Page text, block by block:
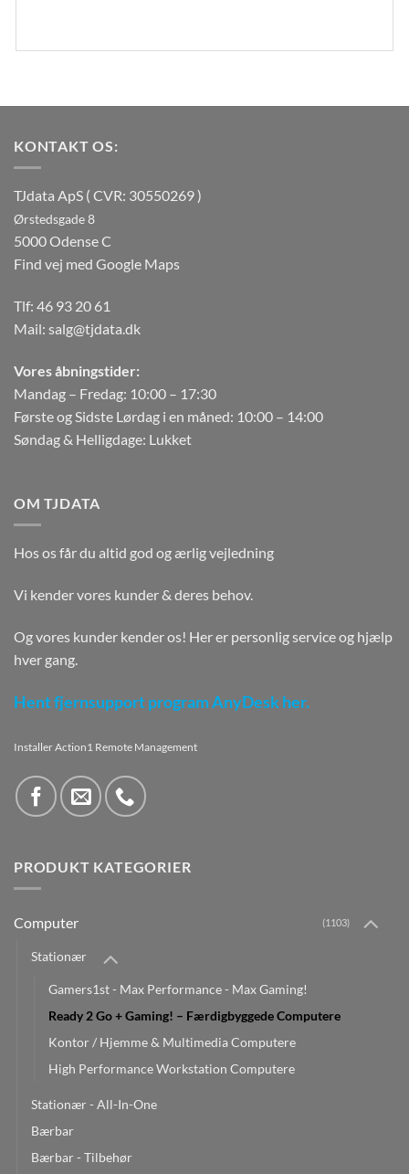
KONTAKT OS:
TJdata ApS ( CVR: 30550269 )
Ørstedsgade 8
5000 Odense C
Find vej med Google Maps
Tlf: 46 93 20 61
Mail: salg@tjdata.dk
Vores åbningstider:
Mandag – Fredag: 10:00 – 17:30
Første og Sidste Lørdag i en måned: 10:00 – 14:00
Søndag & Helligdage: Lukket
OM TJDATA
Hos os får du altid god og ærlig vejledning
Vi kender vores kunder & deres behov.
Og vores kunder kender os! Her er personlig service og hjælp
hver gang.
Hent fjernsupport program AnyDesk her.
Installer Action1 Remote Management
PRODUKT KATEGORIER
Computer (1103)
Stationær
Gamers1st - Max Performance - Max Gaming!
Ready 2 Go + Gaming! – Færdigbyggede Computere
Kontor / Hjemme & Multimedia Computere
High Performance Workstation Computere
Stationær - All-In-One
Bærbar
Bærbar - Tilbehør